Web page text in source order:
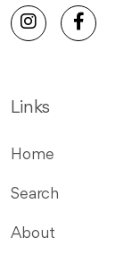
Links
Home
Search
About